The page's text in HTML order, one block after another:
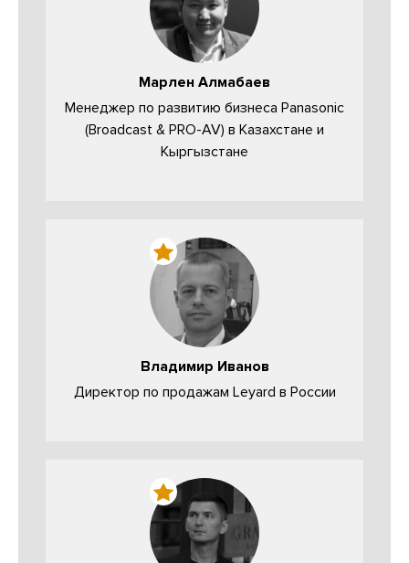
Марлен Алмабаев
Менеджер по развитию бизнеса Panasonic
(Broadcast & PRO-AV) в Казахстане и
Кыргызстане
Владимир Иванов
Директор по продажам Leyard в России